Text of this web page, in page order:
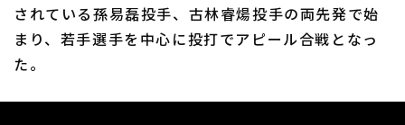
千葉ロッテマリーンズ
設定
されている孫易磊投手、古林睿煬投手の両先発で始
まり、若手選手を中心に投打でアピール合戦となっ
た。